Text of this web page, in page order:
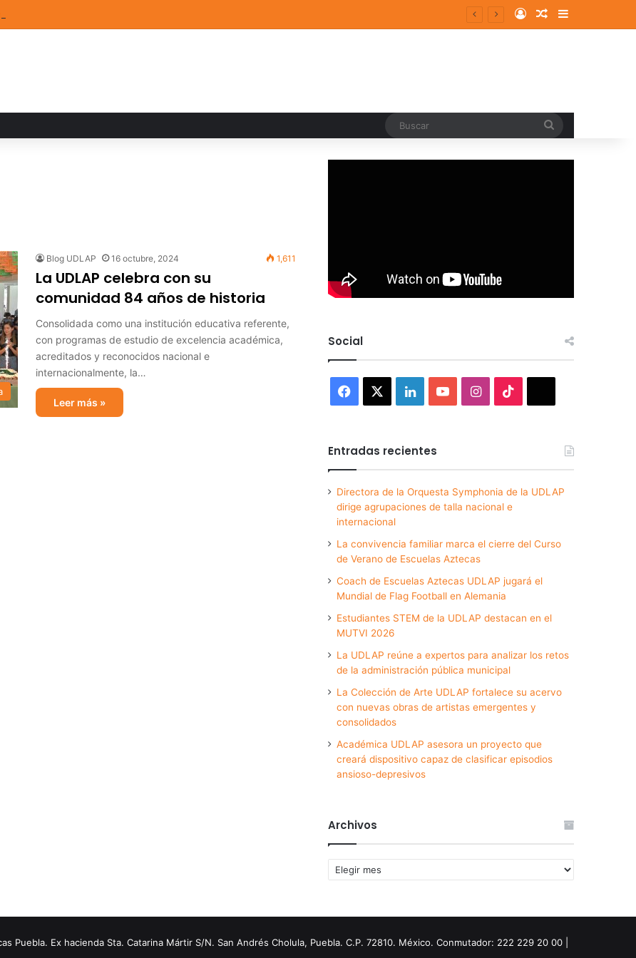
marca el cierre del Curso de Verano de Escuelas Aztecas Log InRandom Article
Sidebar
Blog UDLAP 16 octubre, 2024 1,611
La UDLAP celebra con su
comunidad 84 años de historia
Consolidada como una institución educativa referente,
con programas de estudio de excelencia académica,
acreditados y reconocidos nacional e
internacionalmente, la…
Leer más »
Social
Facebook LinkedInYouTubeInstagram
Entradas recientes
Directora de la Orquesta Symphonia de la UDLAP
dirige agrupaciones de talla nacional e
internacional
La convivencia familiar marca el cierre del Curso
de Verano de Escuelas Aztecas
Coach de Escuelas Aztecas UDLAP jugará el
Mundial de Flag Football en Alemania
Estudiantes STEM de la UDLAP destacan en el
MUTVI 2026
La UDLAP reúne a expertos para analizar los retos
de la administración pública municipal
La Colección de Arte UDLAP fortalece su acervo
con nuevas obras de artistas emergentes y
consolidados
Académica UDLAP asesora un proyecto que
creará dispositivo capaz de clasificar episodios
ansioso-depresivos
Archivos
Archivos
Puebla. Ex hacienda Sta. Catarina Mártir S/N. San Andrés Cholula, Puebla. C.P. 72810. México. Conmutador: 222 229 20 00 |